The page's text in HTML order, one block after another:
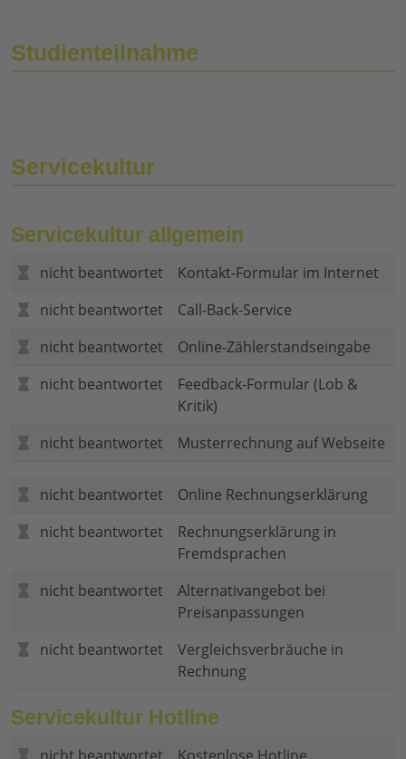
Studienteilnahme
Servicekultur
Servicekultur allgemein
nicht beantwortet
Kontakt-Formular im Internet
nicht beantwortet
Call-Back-Service
nicht beantwortet
Online-Zählerstandseingabe
nicht beantwortet
Feedback-Formular (Lob &
Kritik)
nicht beantwortet
Musterrechnung auf Webseite
nicht beantwortet
Online Rechnungserklärung
nicht beantwortet
Rechnungserklärung in
Fremdsprachen
nicht beantwortet
Alternativangebot bei
Preisanpassungen
nicht beantwortet
Vergleichsverbräuche in
Rechnung
Servicekultur Hotline